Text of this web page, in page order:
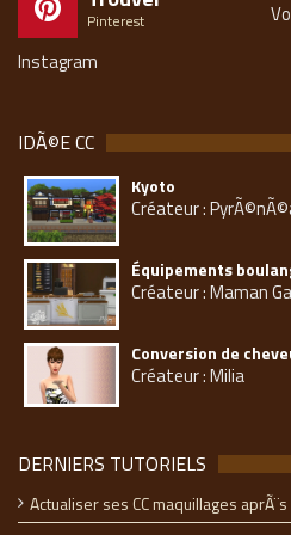
Pinterest
Instagram
IDÃ©E CC
Kyoto
Créateur :
Équipements
Créateur : Maman
Conversion de
Créateur : Milia
DERNIERS TUTORIELS
Actualiser ses CC maquillages